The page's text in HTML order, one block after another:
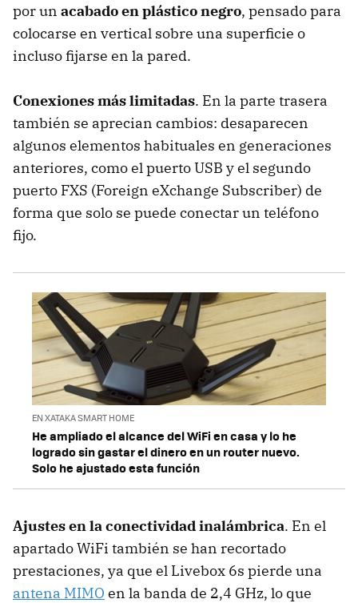
por un acabado enplástico negro, pensado para
colocarse en vertical sobre una superficie o
incluso fijarse en la pared.
Conexiones más limitadas. En la parte trasera
también se aprecian cambios: desaparecen
algunos elementos habituales en generaciones
anteriores, como el puerto USB y el segundo
puerto FXS (Foreign eXchange Subscriber) de
forma que solo se puede conectar un teléfono
fijo.
EN XATAKA SMART HOME
He ampliado el alcance del WiFi en casa y lo he
logrado sin gastar el dinero en un router nuevo.
Solo he ajustado esta función
Ajustes en la conectividad inalámbrica. En el
apartado WiFi también se han recortado
prestaciones, ya que el Livebox 6s pierde una
antena MIMO en la banda de 2,4 GHz, lo que